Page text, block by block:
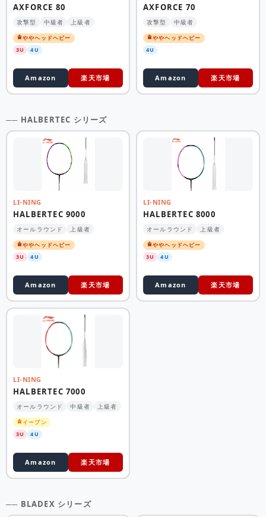
AXFORCE 80
攻撃型 中級者 上級者
ややヘッドヘビー
3U
4U
Amazon 楽天市場
AXFORCE 70
攻撃型 中級者
ややヘッドヘビー
4U
Amazon 楽天市場
── HALBERTEC シリーズ
LI-NING
HALBERTEC 9000
オールラウンド 上級者
ややヘッドヘビー
3U
4U
Amazon 楽天市場
LI-NING
HALBERTEC 8000
オールラウンド 上級者
ややヘッドヘビー
3U
4U
Amazon 楽天市場
LI-NING
HALBERTEC 7000
オールラウンド 中級者 上級者
イーブン
3U
4U
Amazon 楽天市場
── BLADEX シリーズ